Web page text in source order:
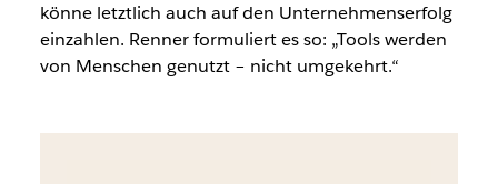
könne letztlich auch auf den Unternehmenserfolg
einzahlen. Renner formuliert es so: „Tools werden
von Menschen genutzt – nicht umgekehrt.“